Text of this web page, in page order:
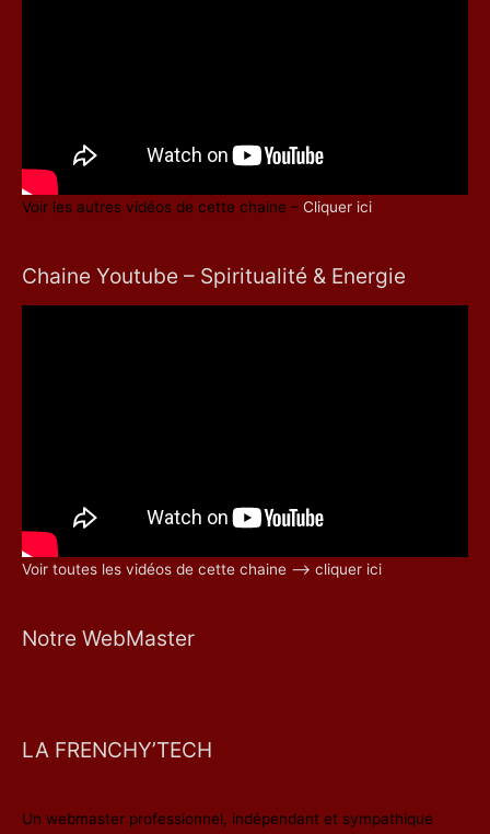
Voir les autres vidéos de cette chaine – Cliquer ici
Chaine Youtube – Spiritualité & Energie
Voir toutes les vidéos de cette chaine –> cliquer ici
Notre WebMaster
LA FRENCHY’TECH
Un webmaster professionnel, indépendant et sympathique